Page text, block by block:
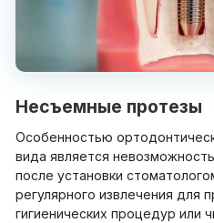
Несъемные протезы
Особенностью
вида является
после установки
регулярного извлечения для
гигиенических процедур или